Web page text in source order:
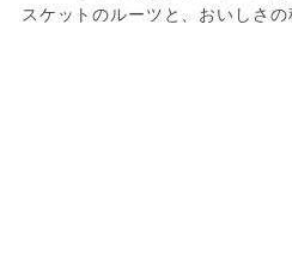
スケットのルーツと、おいしさの